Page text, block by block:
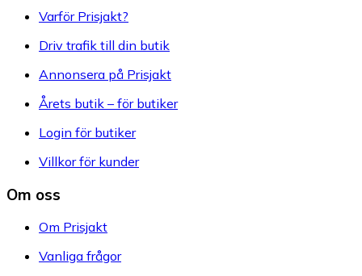
Varför Prisjakt?
Driv trafik till din butik
Annonsera på Prisjakt
Årets butik – för butiker
Login för butiker
Villkor för kunder
Om oss
Om Prisjakt
Vanliga frågor